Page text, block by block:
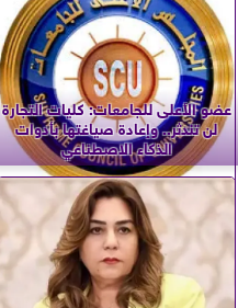
عضو الأعلى للجامعات: كليات التجارة
لن تندثر.. وإعادة صياغتها بأدوات
الذكاء الاصطناعي